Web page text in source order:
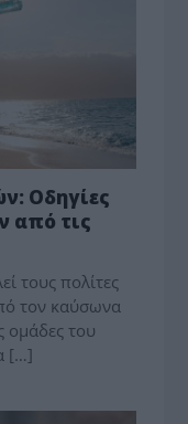
Οδηγίες
από τις
τους πολίτες
τον καύσωνα
ομάδες του
[…]